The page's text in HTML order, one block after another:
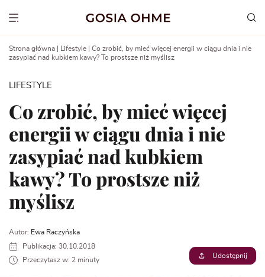
Show menu
Strona główna Lifestyle
Co zrobić, by mieć więcej energii w ciągu dnia i nie
zasypiać nad kubkiem kawy? To prostsze niż myślisz
LIFESTYLE
Co zrobić, by mieć więcej
energii w ciągu dnia i nie
zasypiać nad kubkiem
kawy? To prostsze niż
myślisz
Autor: Ewa Raczyńska
Publikacja: 30.10.2018
Przeczytasz w: 2 minuty
Udostępnij